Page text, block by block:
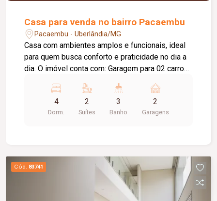
qualidade de vida.
Casa para venda no bairro Pacaembu
Pacaembu - Uberlândia/MG
Casa com ambientes amplos e funcionais, ideal
para quem busca conforto e praticidade no dia a
dia. O imóvel conta com: Garagem para 02 carros;
quartos, sendo 01 suíte com armário; Banheiro
social; Varanda com área de serviço; Varanda
adicional com 01 suíte. Diferenciais do imóvel:
4
Dorm.
2
Suítes
3
Banho
2
Garagens
Cód. 83741